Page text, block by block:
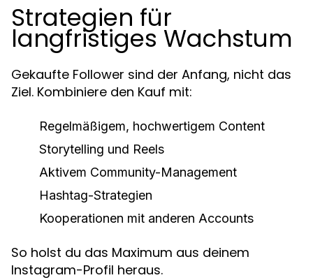
Strategien für
langfristiges Wachstum
Gekaufte Follower sind der Anfang, nicht das
Ziel. Kombiniere den Kauf mit:
Regelmäßigem, hochwertigem Content
Storytelling und Reels
Aktivem Community-Management
Hashtag-Strategien
Kooperationen mit anderen Accounts
So holst du das Maximum aus deinem
Instagram-Profil heraus.